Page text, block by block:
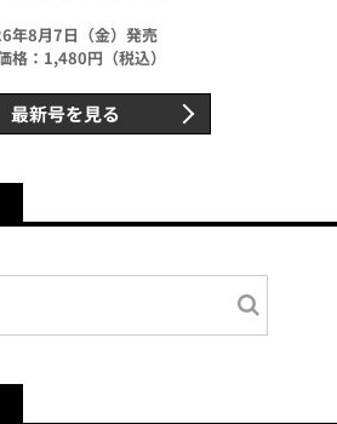
年8月7日（金）発売
格：1,480円（税込）
最新号を見る